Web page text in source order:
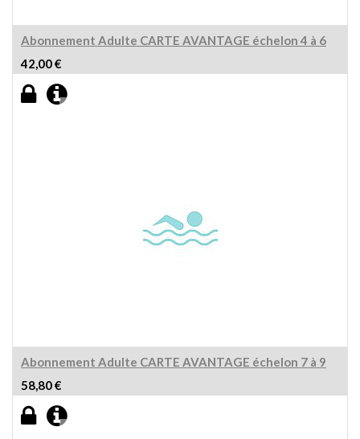
Abonnement Adulte CARTE AVANTAGE échelon 4 à 6
42,00€
Abonnement Adulte CARTE AVANTAGE échelon 7 à 9
58,80€